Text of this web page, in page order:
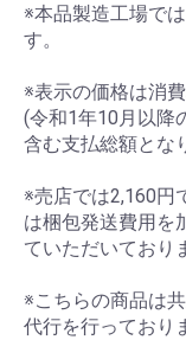
※本品製造工場で
す。
※表示の価格は消
(令和1年10月以降
含む支払総額とな
※売店では2,160円
は梱包発送費用を
ていただいており
※こちらの商品は
代行を行っており